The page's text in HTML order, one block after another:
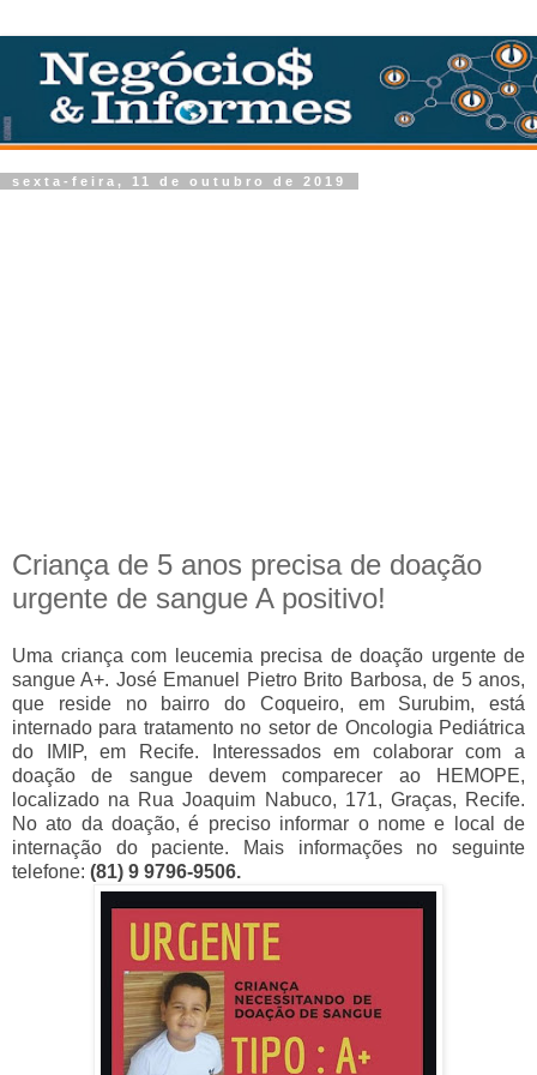
sexta-feira, 11 de outubro de 2019
Criança de 5 anos precisa de doação
urgente de sangue A positivo!
Uma criança com leucemia precisa de doação urgente de
sangue A+. José Emanuel Pietro Brito Barbosa, de 5 anos,
que reside no bairro do Coqueiro, em Surubim, está
internado para tratamento no setor de Oncologia Pediátrica
do IMIP, em Recife. Interessados em colaborar com a
doação de sangue devem comparecer ao HEMOPE,
localizado na Rua Joaquim Nabuco, 171, Graças, Recife.
No ato da doação, é preciso informar o nome e local de
internação do paciente. Mais informações no seguinte
telefone: (81) 9 9796-9506.